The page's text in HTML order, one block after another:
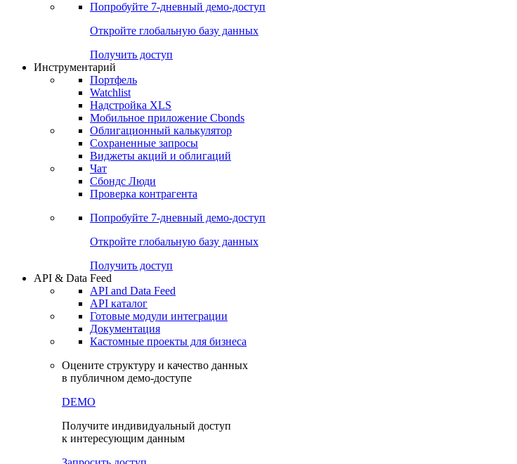
Попробуйте 7-дневный демо-доступ
Откройте глобальную базу данных
Получить доступ
Инструментарий
Портфель
Watchlist
Надстройка XLS
Мобильное приложение Cbonds
Облигационный калькулятор
Сохраненные запросы
Виджеты акций и облигаций
Чат
Сбондс Люди
Проверка контрагента
Попробуйте 7-дневный демо-доступ
Откройте глобальную базу данных
Получить доступ
API & Data Feed
API and Data Feed
API каталог
Готовые модули интеграции
Документация
Кастомные проекты для бизнеса
Оцените структуру и качество данных
в публичном демо-доступе
DEMO
Получите индивидуальный доступ
к интересующим данным